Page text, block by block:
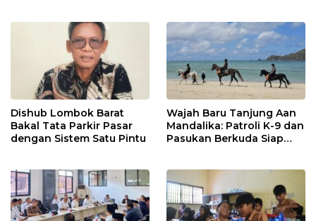
Dishub Lombok Barat
Bakal Tata Parkir Pasar
dengan Sistem Satu Pintu
Wajah Baru Tanjung Aan
Mandalika: Patroli K-9 dan
Pasukan Berkuda Siap